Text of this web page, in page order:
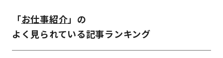
「お仕事紹介」の
よく見られている記事ランキング